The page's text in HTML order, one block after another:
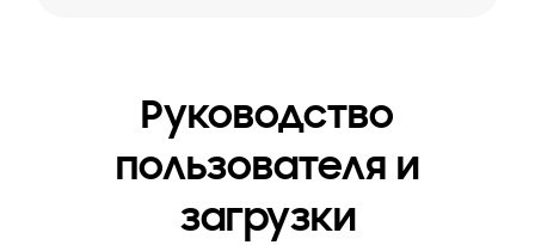
Руководство
пользователя и
загрузки